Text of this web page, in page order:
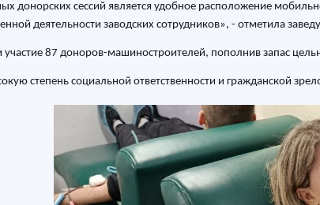
донорских сессий является удобное расположение
деятельности заводских сотрудников», - отметила
87 доноров-машиностроителей, пополнив запас
степень социальной ответственности и гражданской